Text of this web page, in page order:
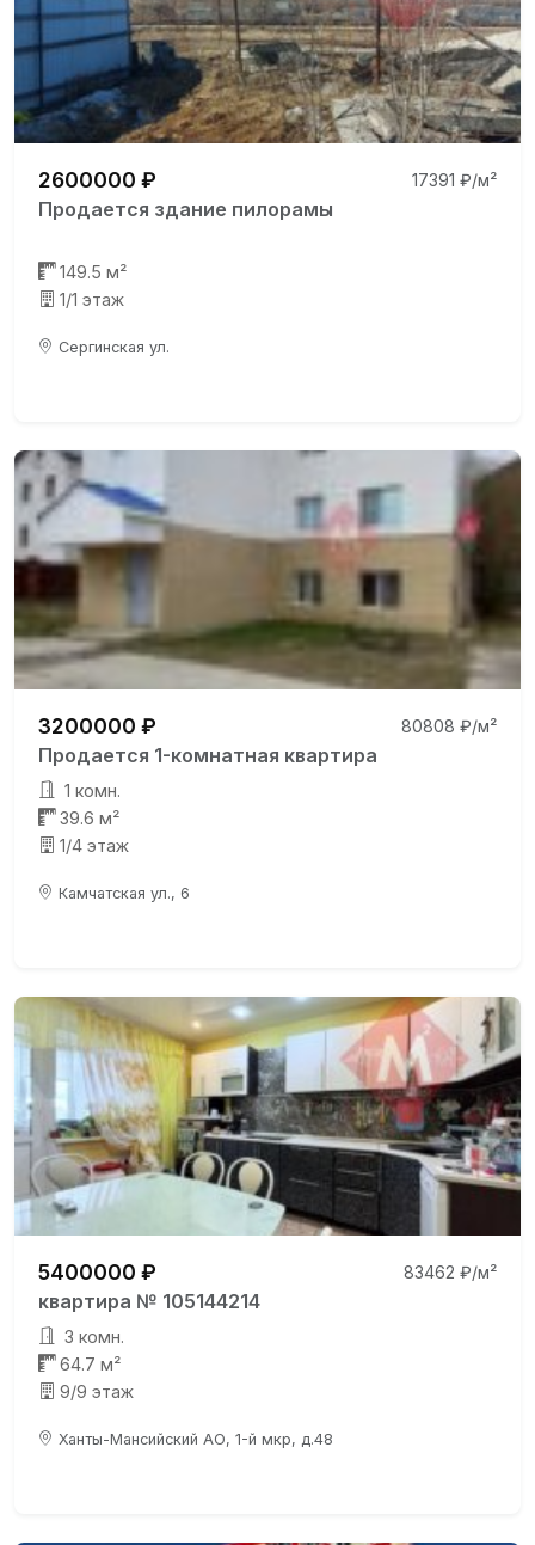
2600000 ₽ 17391 ₽/м²
Продается здание пилорамы
149.5 м²
1/1 этаж
Сергинская ул.
3200000 ₽ 80808 ₽/м²
Продается 1-комнатная квартира
1 комн.
39.6 м²
1/4 этаж
Камчатская ул., 6
5400000 ₽ 83462 ₽/м²
квартира № 105144214
3 комн.
64.7 м²
9/9 этаж
Ханты-Мансийский АО, 1-й мкр, д.48